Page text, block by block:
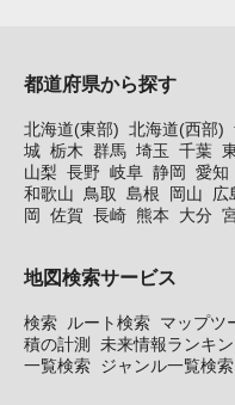
都道府県から探す
北海道(東部) 北海道(西部)
城 栃木 群馬 埼玉 千葉
山梨 長野 岐阜 静岡 愛知
和歌山
鳥取 島根 岡山 広
岡
佐賀 長崎 熊本 大分
地図検索サービス
検索 ルート検索 マップツ
積の計測 未来情報ランキ
一覧検索 ジャンル一覧検索